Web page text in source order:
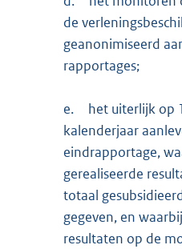
de
geanonimiseerd
rapportages;
e.
het uiterlijk op
kalenderjaar
eindrapportage,
gerealiseerde
totaal
gegeven, en
resultaten op de